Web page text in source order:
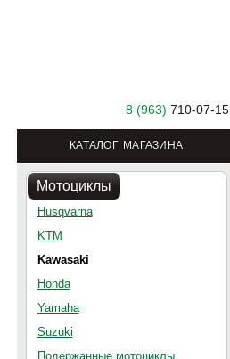
8 (963) 710-07-15
КАТАЛОГ МАГАЗИНА
Мотоциклы
Husqvarna
KTM
Kawasaki
Honda
Yamaha
Suzuki
Подержанные мотоциклы